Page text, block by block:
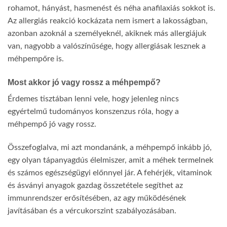
rohamot, hányást, hasmenést és néha anafilaxiás sokkot is.
Az allergiás reakció kockázata nem ismert a lakosságban,
azonban azoknál a személyeknél, akiknek más allergiájuk
van, nagyobb a valószínűsége, hogy allergiásak lesznek a
méhpempőre is.
Most akkor jó vagy rossz a méhpempő?
Érdemes tisztában lenni vele, hogy jelenleg nincs
egyértelmű tudományos konszenzus róla, hogy a
méhpempő jó vagy rossz.
Összefoglalva, mi azt mondanánk, a méhpempő inkább jó,
egy olyan tápanyagdús élelmiszer, amit a méhek termelnek
és számos egészségügyi előnnyel jár. A fehérjék, vitaminok
és ásványi anyagok gazdag összetétele segíthet az
immunrendszer erősítésében, az agy működésének
javításában és a vércukorszint szabályozásában.